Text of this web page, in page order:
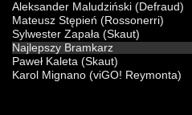
Aleksander Maludziński (Defraud)
Mateusz Stępień (Rossonerri)
Sylwester Zapała (Skaut)
Najlepszy Bramkarz
Paweł Kaleta (Skaut)
Karol Mignano (viGO! Reymonta)